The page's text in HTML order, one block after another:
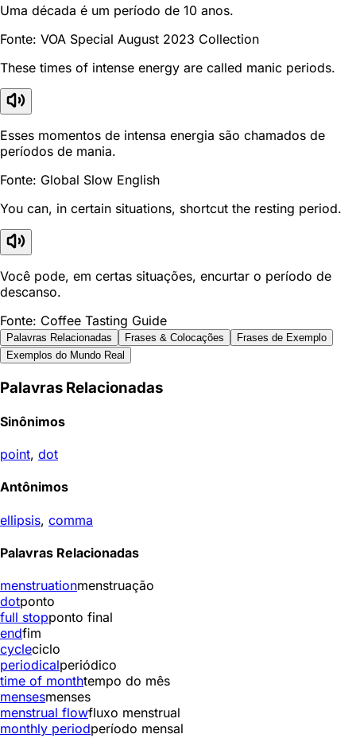
Uma década é um período de 10 anos.
Fonte: VOA Special August 2023 Collection
These times of intense energy are called manic periods.
Esses momentos de intensa energia são chamados de
períodos de mania.
Fonte: Global Slow English
You can, in certain situations, shortcut the resting period.
Você pode, em certas situações, encurtar o período de
descanso.
Fonte: Coffee Tasting Guide
Palavras Relacionadas Frases & Colocações
Frases de Exemplo
Exemplos do Mundo Real
Palavras Relacionadas
Sinônimos
point, dot
Antônimos
ellipsis, comma
Palavras Relacionadas
menstruationmenstruação
dotponto
full stopponto final
endfim
cycleciclo
periodicalperiódico
time of monthtempo do mês
mensesmenses
menstrual flowfluxo menstrual
monthly periodperíodo mensal